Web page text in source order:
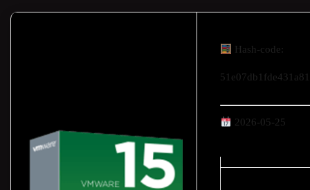
Hash-code:
2026-05-25